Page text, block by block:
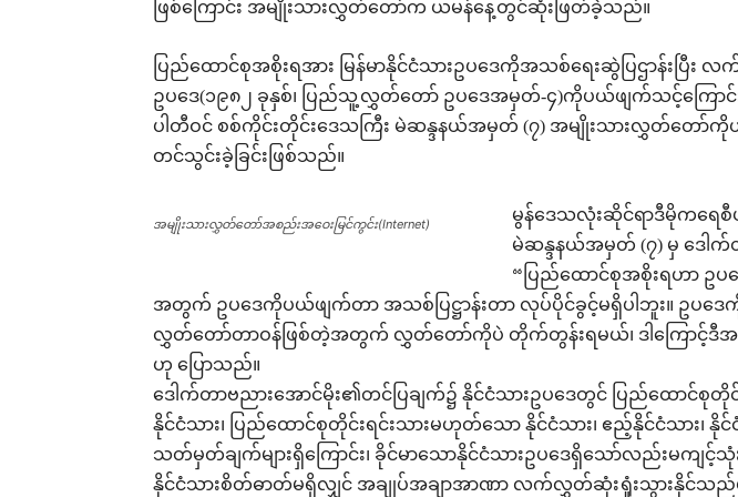
ဖြစ်ကြောင်း အမျိုးသားလွှတ်တော်က ယမန်နေ့တွင်ဆုံးဖြတ်ခဲ့သည်။
ပြည်ထောင်စုအစိုးရအား မြန်မာနိုင်ငံသားဥပဒေကိုအသစ်ရေးဆွဲပြဌာန်းပြီး လ
ဥပဒေ(၁၉၈၂ ခုနှစ်၊ ပြည်သူ့လွှတ်တော် ဥပဒေအမှတ်-၄)ကိုပယ်ဖျက်သင့်ကြောင်
ပါတီဝင် စစ်ကိုင်းတိုင်းဒေသကြီး မဲဆန္ဒနယ်အမှတ် (၇) အမျိုးသားလွှတ်တော်
တင်သွင်းခဲ့ခြင်းဖြစ်သည်။
အမျိုးသားလွှတ်တော်အစည်းအဝေးမြင်ကွင်း(Internet) မွန်ဒေသလုံးဆိုင်ရာဒီမိုကရေစီ
မဲဆန္ဒနယ်အမှတ် (၇) မှ ဒေါ
“ပြည်ထောင်စုအစိုးရဟာ
အတွက် ဥပဒေကိုပယ်ဖျက်တာ အသစ်ပြဋ္ဌာန်းတာ လုပ်ပိုင်ခွင့်မရှိပါဘူး။ ဥပဒေကို
လွှတ်တော်တာဝန်ဖြစ်တဲ့အတွက် လွှတ်တော်ကိုပဲ တိုက်တွန်းရမယ်၊ ဒါကြော
ဟု ပြောသည်။
ဒေါက်တာဗညားအောင်မိုး၏တင်ပြချက်၌ နိုင်ငံသားဥပဒေတွင် ပြည်ထောင်စုတိုင်
နိုင်ငံသား၊ ပြည်ထောင်စုတိုင်းရင်းသားမဟုတ်သော နိုင်ငံသား၊ ဧည့်နိုင်ငံသား၊
သတ်မှတ်ချက်များရှိကြောင်း၊ ခိုင်မာသောနိုင်ငံသားဥပဒေရှိသော်လည်းမကျင့်သုံ
နိုင်ငံသားစိတ်ဓာတ်မရှိလျှင် အချုပ်အချာအာဏာ လက်လွှတ်ဆုံးရှုံးသွားနိုင်